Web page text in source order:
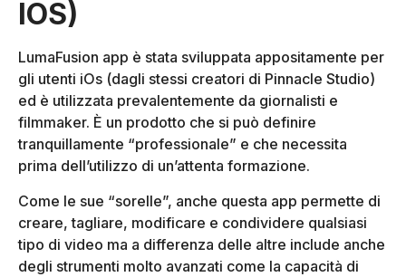
IOS)
LumaFusion app è stata sviluppata appositamente per
gli utenti iOs (dagli stessi creatori di Pinnacle Studio)
ed è utilizzata prevalentemente da giornalisti e
filmmaker. È un prodotto che si può definire
tranquillamente “professionale” e che necessita
prima dell’utilizzo di un’attenta formazione.
Come le sue “sorelle”, anche questa app permette di
creare, tagliare, modificare e condividere qualsiasi
tipo di video ma a differenza delle altre include anche
degli strumenti molto avanzati come la capacità di